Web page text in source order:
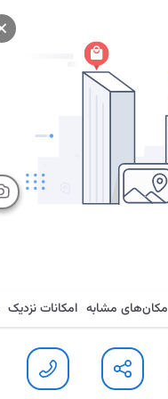
مکان‌های مشابه امکانات نزدیک